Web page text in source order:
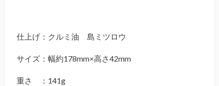
仕上げ：クルミ油 島ミツロウ
サイズ：幅約178mm×高さ42mm
重さ ：141g